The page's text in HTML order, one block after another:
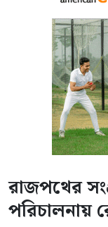
রাজপথের
পরিচালনায়